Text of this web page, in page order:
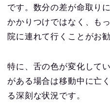
です。数分の差が命取り
かかりつけではなく、も
院に連れて行くことがお
特に、舌の色が変化して
がある場合は移動中に亡
る深刻な状況です。